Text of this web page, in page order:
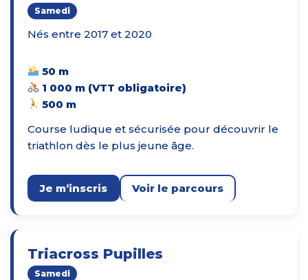
Samedi
Nés entre 2017 et 2020
50 m
1 000 m (VTT obligatoire)
500 m
Course ludique et sécurisée pour découvrir le
triathlon dès le plus jeune âge.
Je m’inscris Voir le parcours
Triacross Pupilles
Samedi